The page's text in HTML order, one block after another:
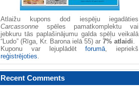
Atlaižu kupons dod iespēju iegadāties
Carcassonne spēles pamatkomplektu vai
jebkuru tās paplašinājumu galda spēļu veikalā
“Ludo” (Rīga, Kr. Barona ielā 55) ar 7% atlaidi.
Kuponu var lejuplādētforumā, iepriekš
reģistrējoties.
Recent Comments